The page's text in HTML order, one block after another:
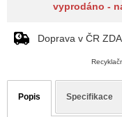
vyprodáno -
Doprava v ČR
Popis Specifikace